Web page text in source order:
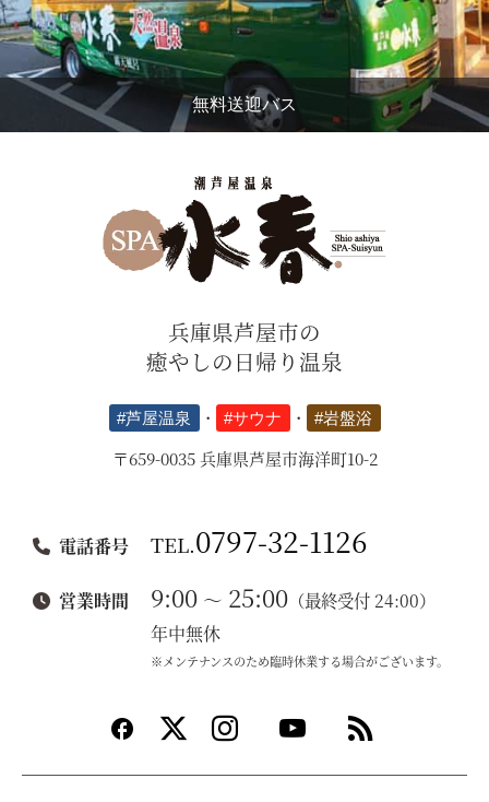
無料送迎バス
兵庫県芦屋市の
癒やしの日帰り温泉
#芦屋温泉 ・ #サウナ ・ #岩盤浴
〒659-0035 兵庫県芦屋市海洋町10-2
電話番号 TEL.0797-32-1126
営業時間 9:00 ～ 25:00 （最終受付 24:00）
年中無休
※メンテナンスのため臨時休業する場合がございます。